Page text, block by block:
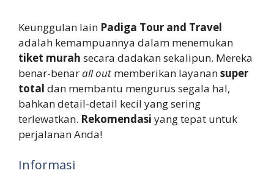
Keunggulan lain Padiga Tour and Travel
adalah kemampuannya dalam menemukan
tiket murah secara dadakan sekalipun. Mereka
benar-benarall out memberikan layanansuper
total dan membantu mengurus segala hal,
bahkan detail-detail kecil yang sering
terlewatkan. Rekomendasi yang tepat untuk
perjalanan Anda!
Informasi